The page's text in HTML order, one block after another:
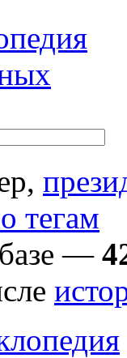
тегам
—